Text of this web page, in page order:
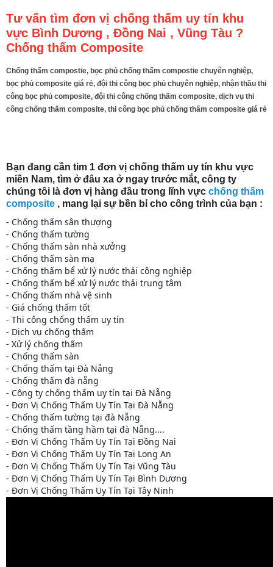
Tư vấn tìm đơn vị chống thấm uy tín khu
vực Bình Dương , Đồng Nai , Vũng Tàu ?
Chống thấm Composite
Chống thấm compostie, bọc phủ chống thấm compostie chuyên nghiệp,
bọc phủ composite giá rẻ, đội thi công bọc phủ chuyên nghiệp, nhận thầu thi
công bọc phủ composite, đội thi công chống thấm composite, dịch vụ thi
công chống thấm composite, thi công bọc phủ chống thấm composite giá rẻ
Bạn đang cần tim 1 đơn vị chống thấm uy tín khu vực
miền Nam, tìm ở đâu xa ở ngay trước mắt, công ty
chúng tôi là đơn vị hàng đầu trong lĩnh vực chống thấm
composite , mang lại sự bền bỉ cho công trình của bạn :
- Chống thấm sân thượng
- Chống thấm tường
- Chống thấm sàn nhà xưởng
- Chống thấm sàn mạ
- Chống thấm bể xử lý nước thải công nghiệp
​- Chống thấm bể xử lý nước thải trung tâm
- Chống thấm nhà vệ sinh
- Giá chống thấm tốt
- Thi công chống thấm uy tín
- Dịch vụ chống thấm
- Xử lý chống thấm
- Chống thấm sàn
- Chống thấm tại Đà Nẵng
- Chống thấm đà nẵng
- Công ty chống thấm uy tín tại Đà Nẵng
- Đơn Vị Chống Thấm Uy Tín Tại Đà Nẵng
- Chống thấm tường tại đà Nẵng
- Chống thấm tầng hầm tại đà Nẵng....
- Đơn Vị Chống Thấm Uy Tín Tại Đồng Nai
- Đơn Vị Chống Thấm Uy Tín Tại Long An
- Đơn Vị Chống Thấm Uy Tín Tại Vũng Tàu
- Đơn Vị Chống Thấm Uy Tín Tại Bình Dương
- Đơn Vị Chống Thấm Uy Tín Tại Tây Ninh